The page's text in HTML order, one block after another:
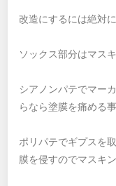
改造にするには絶対
ソックス部分はマス
シアノンパテでマー
らなら塗膜を痛める
ポリパテでギプスを
膜を侵すのでマスキ